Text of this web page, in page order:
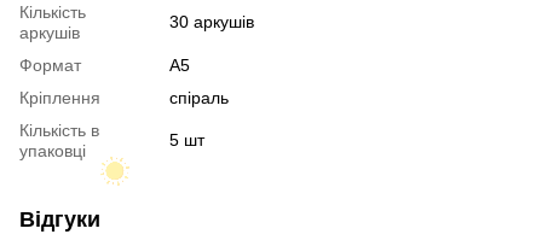
Кількість
аркушів
30 аркушів
Формат
A5
Кріплення
спіраль
Кількість в
упаковці
5 шт
Відгуки